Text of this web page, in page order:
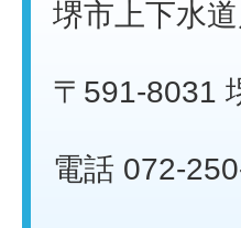
堺市上下水
〒591-8031
電話 072-